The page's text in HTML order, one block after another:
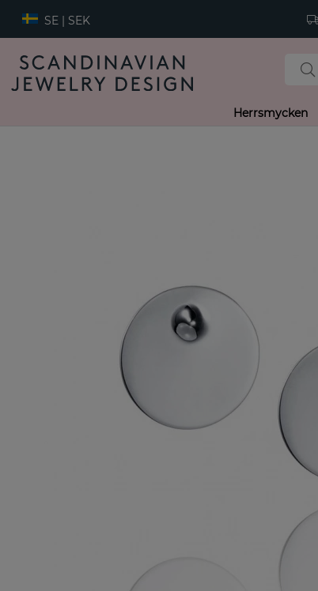
SE | SEK
Herrsmycken